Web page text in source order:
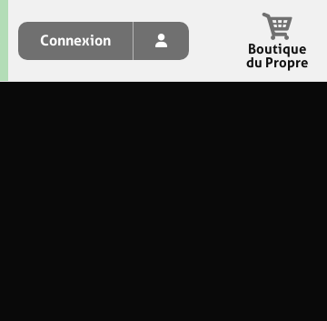
Connexion
Boutique
du Propre